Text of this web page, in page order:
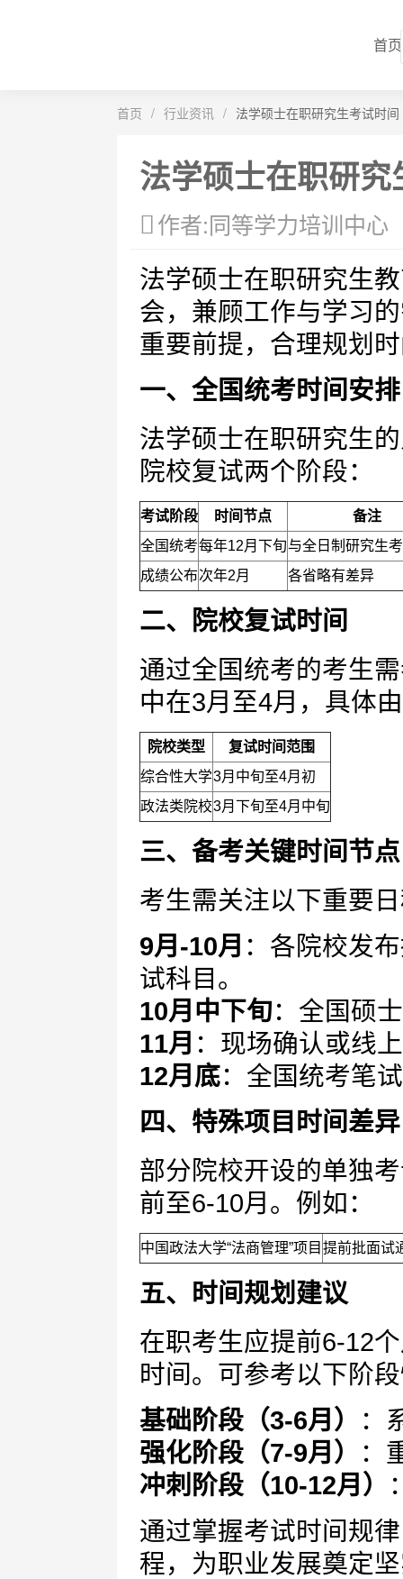
首页
首页 / 行业资讯 / 法学硕士在职研究生考试时间
法学硕士在职研究
作者:同等学力培训中心
法学硕士在职研究生
会，兼顾工作与学习
重要前提，合理规划
一、全国统考时间安排
法学硕士在职研究生
院校复试两个阶段：
考试阶段 时间节点
备注
全国统考每年12月下旬与全日制研究生
成绩公布次年2月 各省略有差异
二、院校复试时间
通过全国统考的考生
中在3月至4月，具体
院校类型
复试时间范围
综合性大学3月中旬至4月初
政法类院校3月下旬至4月中旬
三、备考关键时间节点
考生需关注以下重要
9月-10月 ：各院校发
试科目。
10月中下旬：全国硕
11月 ：现场确认或线
12月底：全国统考笔
四、特殊项目时间差异
部分院校开设的单独
前至6-10月。例如：
中国政法大学“法商管理”项目 提前批面试
五、时间规划建议
在职考生应提前6-12
时间。可参考以下阶
基础阶段（3-6月）
：
强化阶段（7-9月）
：
冲刺阶段（10-12月）
通过掌握考试时间规
程，为职业发展奠定